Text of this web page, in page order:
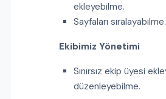
ekleyebilme.
Sayfaları sıralayabilme.
Ekibimiz Yönetimi
Sınırsız ekip üyesi
düzenleyebilme.